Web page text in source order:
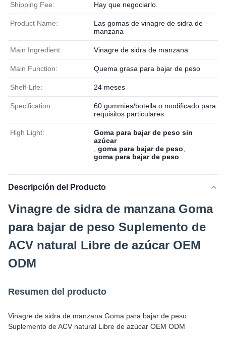
Shipping Fee: Hay que negociarlo.
Product Name:
Las gomas de vinagre de sidra de
manzana
Main Ingredient: Vinagre de sidra de manzana
Main Function: Quema grasa para bajar de peso
Shelf-Life: 24 meses
Specification:
60 gummies/botella o modificado para
requisitos particulares
High Light:
Goma para bajar de peso sin
azúcar
goma para bajar de peso
goma para bajar de peso
Descripción del Producto
Vinagre de sidra de manzana Goma
para bajar de peso Suplemento de
ACV natural Libre de azúcar OEM
ODM
Resumen del producto
Vinagre de sidra de manzana Goma para bajar de peso
Suplemento de ACV natural Libre de azúcar OEM ODM